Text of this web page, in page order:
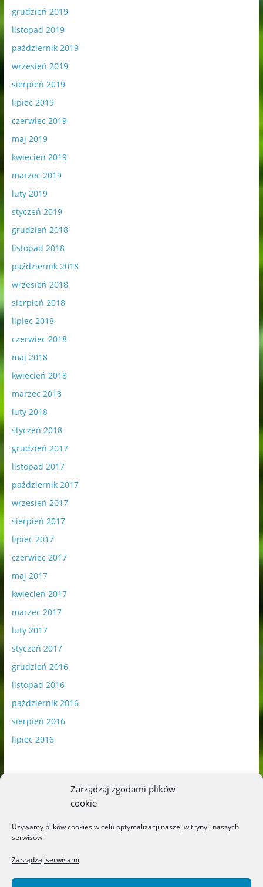
Zarządzaj zgodami plików
cookie
Używamy plików cookies w celu optymalizacji naszej witryny i naszych
serwisów.
Zarządzaj serwisami
grudzień 2019
listopad 2019
październik 2019
wrzesień 2019
sierpień 2019
lipiec 2019
czerwiec 2019
maj 2019
kwiecień 2019
marzec 2019
luty 2019
styczeń 2019
grudzień 2018
listopad 2018
październik 2018
wrzesień 2018
sierpień 2018
lipiec 2018
czerwiec 2018
maj 2018
kwiecień 2018
marzec 2018
luty 2018
styczeń 2018
grudzień 2017
listopad 2017
październik 2017
wrzesień 2017
sierpień 2017
lipiec 2017
czerwiec 2017
maj 2017
kwiecień 2017
marzec 2017
luty 2017
styczeń 2017
grudzień 2016
listopad 2016
październik 2016
sierpień 2016
lipiec 2016